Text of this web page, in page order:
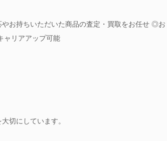
お持ちいただいた商品の査定・買取をお任せ ◎お
ャリアアップ可能
切にしています。